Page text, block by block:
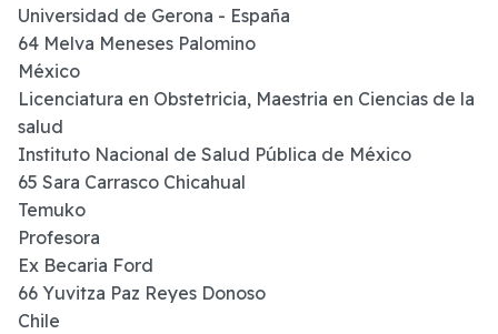
Universidad de Gerona - España
64 Melva Meneses Palomino
México
Licenciatura en Obstetricia, Maestria en Ciencias de la
salud
Instituto Nacional de Salud Pública de México
65 Sara Carrasco Chicahual
Temuko
Profesora
Ex Becaria Ford
66 Yuvitza Paz Reyes Donoso
Chile